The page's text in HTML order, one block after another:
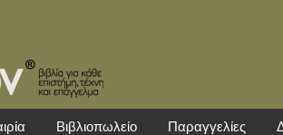
Βιβλιοπωλείο Παραγγελίες